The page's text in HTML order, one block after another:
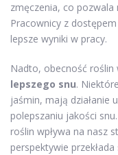
zmęczenia, co pozwala
Pracownicy z
lepsze wyniki w pracy.
Nadto, obecność roślin
lepszego snu.
jaśmin, mają działanie
polepszaniu jakości
roślin wpływa na nasz
perspektywie